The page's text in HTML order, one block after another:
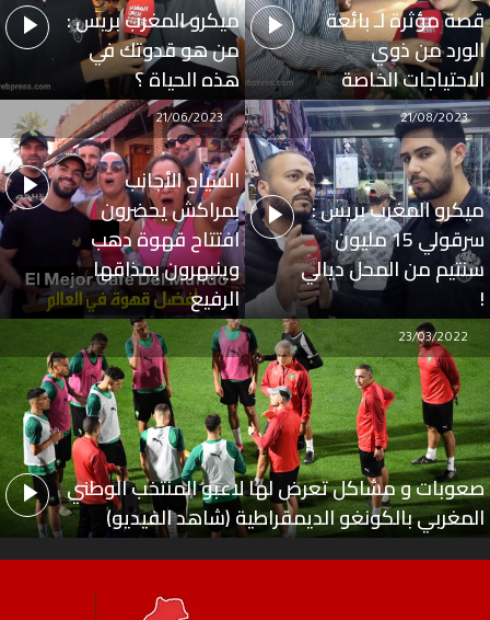
قصة مؤثرة لـ بائعة
الورد من ذوي
الاحتياجات الخاصة
ميكرو المغرب بريس :
من هو قدوتك في
هذه الحياة ؟
ميكرو المغرب بريس :
سرقولي 15 مليون
سنتيم من المحل ديالي
!
21/08/2023
السياح الأجانب
بمراكش يحضرون
افتتاح قهوة دهب
وينبهرون بمذاقها
الرفيع
21/06/2023
صعوبات و مشاكل تعرض لها لاعبو المنتخب الوطني
المغربي بالكونغو الديمقراطية (شاهد الفيديو)
23/03/2022